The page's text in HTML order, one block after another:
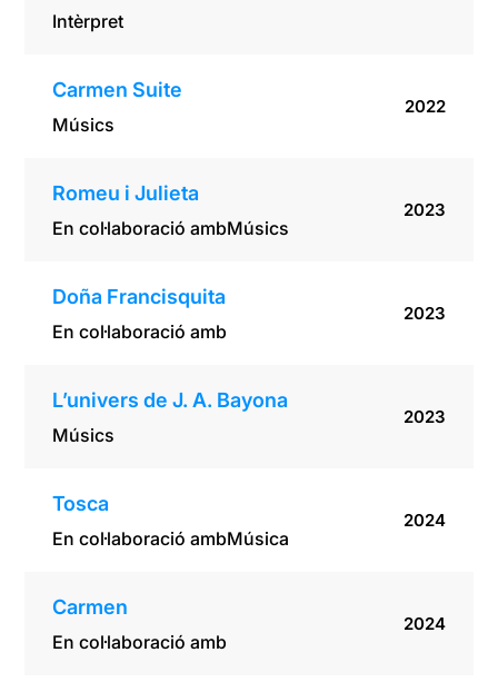
Intèrpret
Carmen Suite
Músics
2022
Romeu i Julieta
En col·laboració ambMúsics
2023
Doña Francisquita
En col·laboració amb
2023
L’univers de J. A. Bayona
Músics
2023
Tosca
En col·laboració ambMúsica
2024
Carmen
En col·laboració amb
2024